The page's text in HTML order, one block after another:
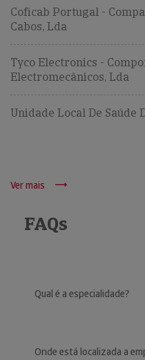
Coficab Portugal -
Cabos, Lda
Tyco Electronics -
Electromecânicos, Lda
Unidade Local De Saúde
Ver mais
FAQs
Qual é a especialidade?
Onde está localizada a